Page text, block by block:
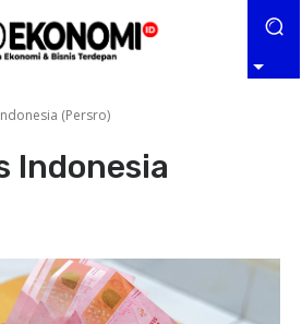
(Persro)
Indonesia